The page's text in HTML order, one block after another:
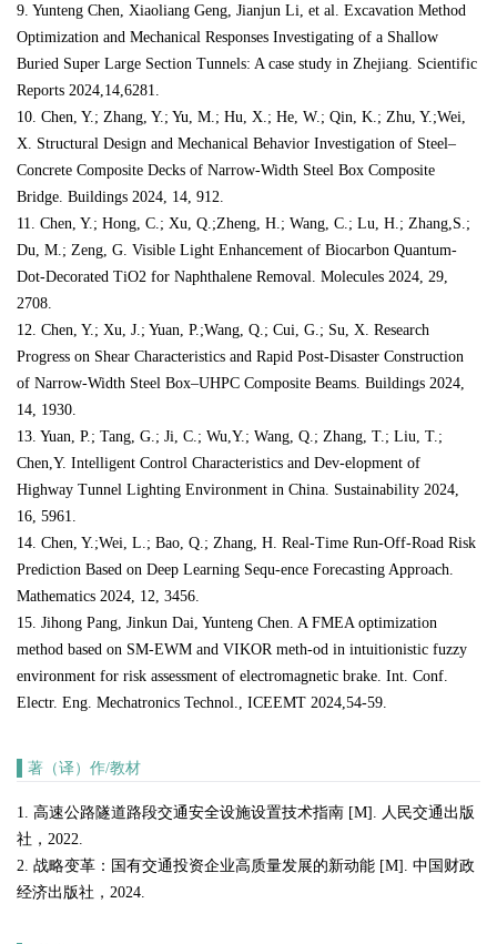
9. Yunteng Chen, Xiaoliang Geng, Jianjun Li, et al. Excavation Method
Optimization and Mechanical Responses Investigating of a Shallow
Buried Super Large Section Tunnels: A case study in Zhejiang. Scientific
Reports 2024,14,6281.
10. Chen, Y.; Zhang, Y.; Yu, M.; Hu, X.; He, W.; Qin, K.; Zhu, Y.;Wei,
X. Structural Design and Mechanical Behavior Investigation of Steel–
Concrete Composite Decks of Narrow-Width Steel Box Composite
Bridge. Buildings 2024, 14, 912.
11. Chen, Y.; Hong, C.; Xu, Q.;Zheng, H.; Wang, C.; Lu, H.; Zhang,S.;
Du, M.; Zeng, G. Visible Light Enhancement of Biocarbon Quantum-
Dot-Decorated TiO2 for Naphthalene Removal. Molecules 2024, 29,
2708.
12. Chen, Y.; Xu, J.; Yuan, P.;Wang, Q.; Cui, G.; Su, X. Research
Progress on Shear Characteristics and Rapid Post-Disaster Construction
of Narrow-Width Steel Box–UHPC Composite Beams. Buildings 2024,
14, 1930.
13. Yuan, P.; Tang, G.; Ji, C.; Wu,Y.; Wang, Q.; Zhang, T.; Liu, T.;
Chen,Y. Intelligent Control Characteristics and Dev-elopment of
Highway Tunnel Lighting Environment in China. Sustainability 2024,
16, 5961.
14. Chen, Y.;Wei, L.; Bao, Q.; Zhang, H. Real-Time Run-Off-Road Risk
Prediction Based on Deep Learning Sequ-ence Forecasting Approach.
Mathematics 2024, 12, 3456.
15. Jihong Pang, Jinkun Dai, Yunteng Chen. A FMEA optimization
method based on SM-EWM and VIKOR meth-od in intuitionistic fuzzy
environment for risk assessment of electromagnetic brake. Int. Conf.
Electr. Eng. Mechatronics Technol., ICEEMT 2024,54-59.
▌著（译）作/教材
1. 高速公路隧道路段交通安全设施设置技术指南 [M]. 人民交通出版
社，2022.
2. 战略变革：国有交通投资企业高质量发展的新动能 [M]. 中国财政
经济出版社，2024.